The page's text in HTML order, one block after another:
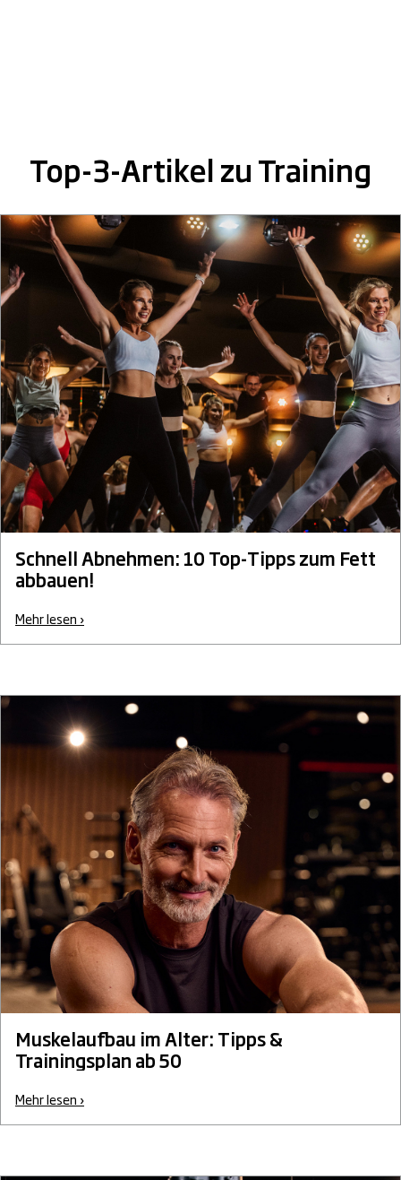
Top-3-Artikel zu Training
Schnell Abnehmen: 10 Top-Tipps zum Fett
abbauen!
Mehr lesen ›
Muskelaufbau im Alter: Tipps &
Trainingsplan ab 50
Mehr lesen ›